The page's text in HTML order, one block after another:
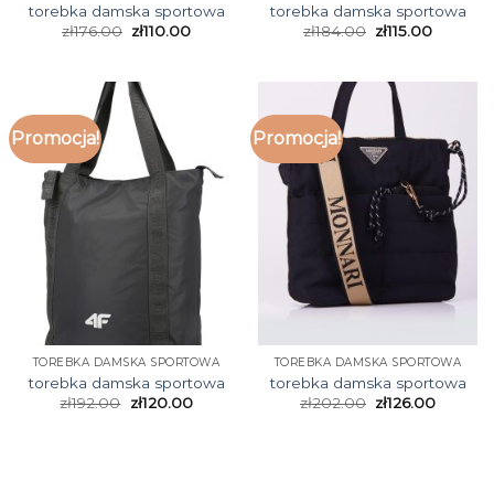
torebka damska sportowa
zł176.00 zł110.00
torebka damska sportowa
zł184.00 zł115.00
Promocja!
TOREBKA DAMSKA SPORTOWA
torebka damska sportowa
zł192.00 zł120.00
Promocja!
TOREBKA DAMSKA SPORTOWA
torebka damska sportowa
zł202.00 zł126.00